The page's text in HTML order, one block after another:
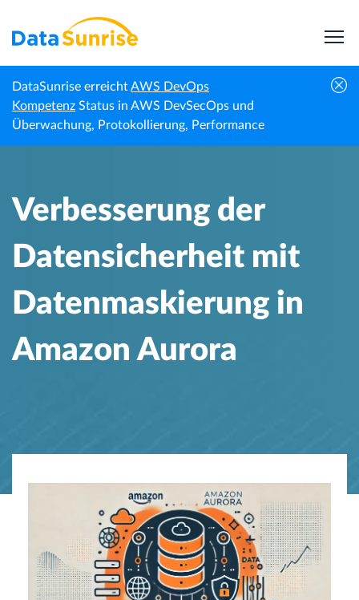
DataSunrise erreichtAWS DevOps
Kompetenz Status in AWS DevSecOps und
Überwachung, Protokollierung, Performance
Startseite Wissenszentrum
Verbesserung der Datensicherheit mit
Datenmaskierung in Amazon Aurora
Verbesserung der
Datensicherheit mit
Datenmaskierung in
Amazon Aurora